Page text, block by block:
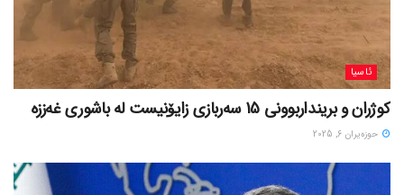
ئاسیا
کوژران و برینداربوونی 15 سەربازی زایۆنیست لە باشوری غەززە
حوزه‌یران 6, 2025